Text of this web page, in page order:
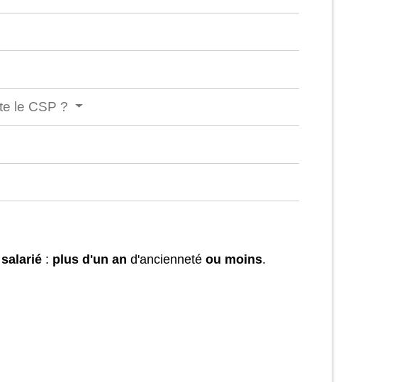
le CSP ?
: plus d'un an d'ancienneté ou moins.